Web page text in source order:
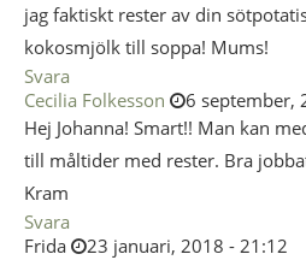
jag faktiskt rester av din
kokosmjölk till soppa! Mums!
Svara
Cecilia Folkesson
6 september,
Hej Johanna! Smart!! Man kan
till måltider med rester. Bra
Kram
Svara
Frida
23 januari, 2018 - 21:12